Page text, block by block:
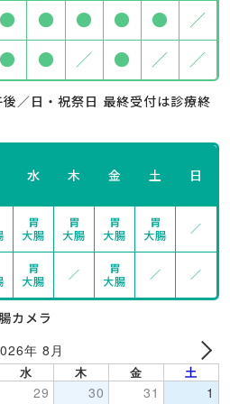
● ● ● ● ● ／
● ● ／ ● ／ ／
／日・祝祭日 最終受付は診療終
水 木 金 土 日
胃
大腸
胃
大腸
胃
大腸
胃
大腸
／
胃
大腸
／
胃
大腸
／ ／
メラ
年 8月
水 木 金 土
29 30 31 1